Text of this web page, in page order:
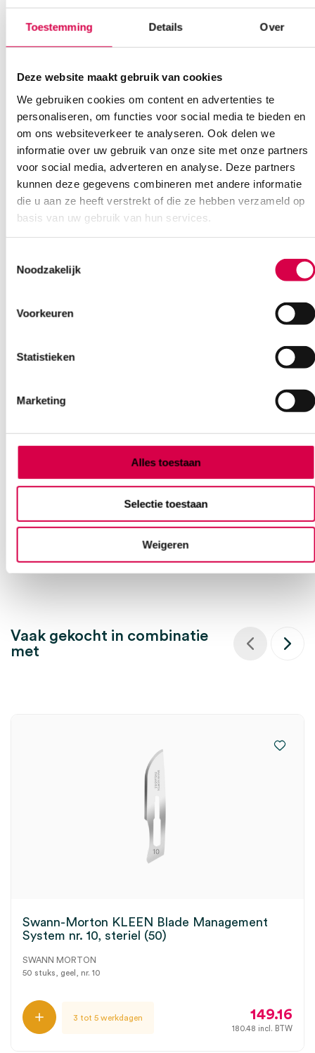
Toestemming Details Over
Deze website maakt gebruik van cookies
We gebruiken cookies om content en advertenties te
personaliseren, om functies voor social media te bieden en
om ons websiteverkeer te analyseren. Ook delen we
informatie over uw gebruik van onze site met onze partners
voor social media, adverteren en analyse. Deze partners
kunnen deze gegevens combineren met andere informatie
die u aan ze heeft verstrekt of die ze hebben verzameld op
basis van uw gebruik van hun services.
Noodzakelijk
Voorkeuren
Statistieken
Marketing
Alles toestaan
Selectie toestaan
Weigeren
Ook interessant
nr. 10, steriel (25)
25 stuks, zwart, nr. 10
3 tot 5 werkdagen 50.33
Vaak gekocht in combinatie
met
Swann-Morton KLEEN Blade Management
System nr. 10, steriel (50)
SWANN MORTON
50 stuks, geel, nr. 10
3 tot 5 werkdagen 149.16
180.48 incl. BTW